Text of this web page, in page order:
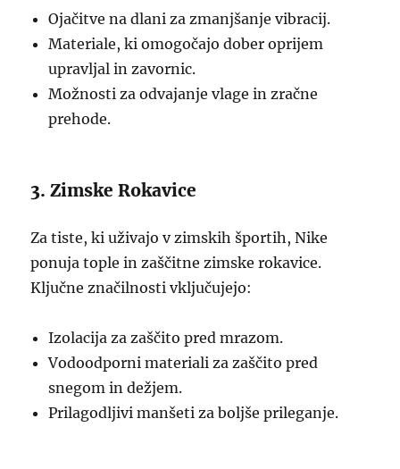
Ojačitve na dlani za zmanjšanje vibracij.
Materiale, ki omogočajo dober oprijem
upravljal in zavornic.
Možnosti za odvajanje vlage in zračne
prehode.
3. Zimske Rokavice
Za tiste, ki uživajo v zimskih športih, Nike
ponuja tople in zaščitne zimske rokavice.
Ključne značilnosti vključujejo:
Izolacija za zaščito pred mrazom.
Vodoodporni materiali za zaščito pred
snegom in dežjem.
Prilagodljivi manšeti za boljše prileganje.